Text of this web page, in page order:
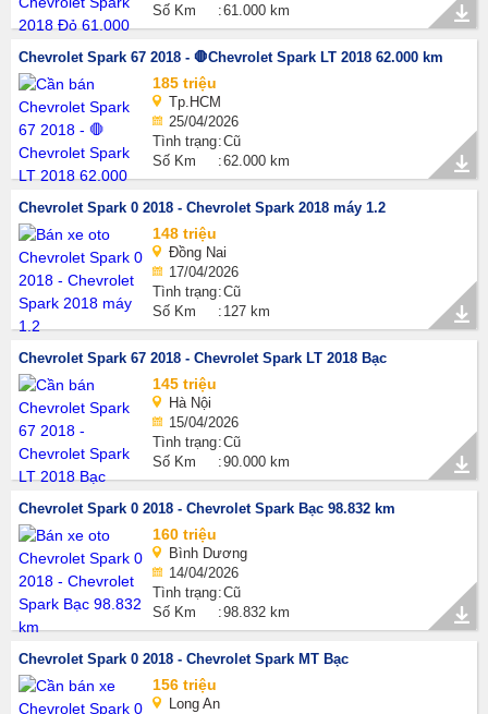
Số Km
61.000 km
Chevrolet Spark 67 2018 - 🛑Chevrolet Spark LT 2018 62.000 km
185 triệu
Tp.HCM
25/04/2026
Tình trạng Cũ
Số Km
62.000 km
Chevrolet Spark 0 2018 - Chevrolet Spark 2018 máy 1.2
148 triệu
Đồng Nai
17/04/2026
Tình trạng Cũ
Số Km
127 km
Chevrolet Spark 67 2018 - Chevrolet Spark LT 2018 Bạc
145 triệu
Hà Nội
15/04/2026
Tình trạng Cũ
Số Km
90.000 km
Chevrolet Spark 0 2018 - Chevrolet Spark Bạc 98.832 km
160 triệu
Bình Dương
14/04/2026
Tình trạng Cũ
Số Km
98.832 km
Chevrolet Spark 0 2018 - Chevrolet Spark MT Bạc
156 triệu
Long An